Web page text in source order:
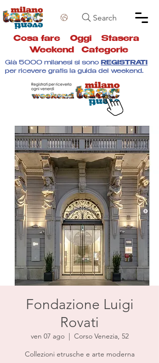
Search
Cosa fare Oggi Stasera
Weekend
Categorie
Già 5000 milanesi si sono REGISTRATI
per ricevere gratis la guida del weekend.
Fondazione Luigi
Rovati
ven 07 ago
  |
Corso Venezia, 52
Collezioni etrusche e arte moderna